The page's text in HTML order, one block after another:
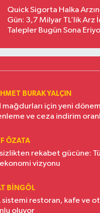
Quick Sigorta Halka
Gün: 3,7 Milyar TL’lik Arz
Talepler Bugün Sona
BURAK YALÇIN
mağdurları için yeni
ve ceza indirim
ÖZATA
rekabet gücüne:
vizyonu
BINGÖL
sistemi restoran, kafe ve
oluyor